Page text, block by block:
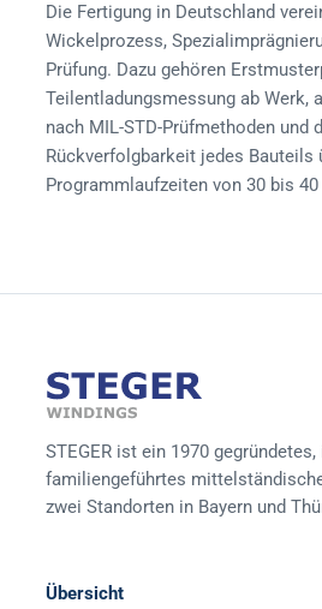
Die Fertigung in Deutschland
Wickelprozess,
Prüfung. Dazu gehören
Teilentladungsmessung ab Werk,
nach MIL-STD-Prüfmethoden und
Rückverfolgbarkeit jedes Bauteils
Programmlaufzeiten von 30 bis 40
STEGER ist ein 1970
familiengeführtes
zwei Standorten in Bayern und
Übersicht